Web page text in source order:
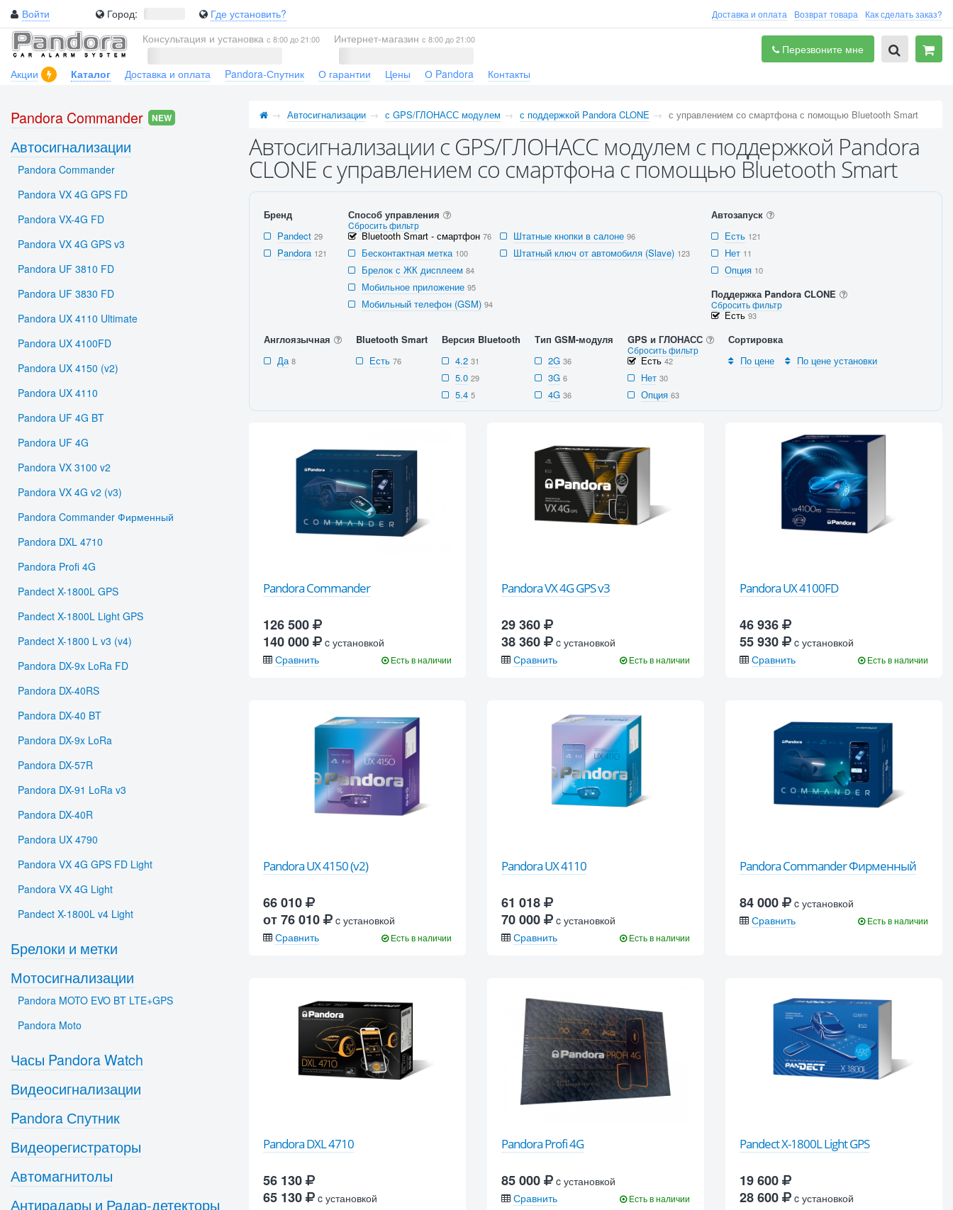
Войти Город: Где установить? Доставка и оплата Возврат товара Как сделать заказ?
Консультация и установка с 8:00 до 21:00 Интернет-магазин с 8:00 до 21:00
Перезвоните мне
Акции
Каталог Доставка и оплата Pandora-Спутник О гарантии Цены О Pandora Контакты
Автосигнализации с GPS/ГЛОНАСС модулем с поддержкой Pandora CLONE с управлением со смартфона с помощью Bluetooth Smart
Автосигнализации с GPS/ГЛОНАСС модулем с поддержкой Pandora
CLONE с управлением со смартфона с помощью Bluetooth Smart
Бренд
Pandect 29
Pandora 121
Способ управления
Cбросить фильтр
Bluetooth Smart - смартфон 76
Бесконтактная метка 100
Брелок с ЖК дисплеем 84
Мобильное приложение 95
Мобильный телефон (GSM) 94
Штатные кнопки в салоне 96
Штатный ключ от автомобиля (Slave) 123
Автозапуск
Есть 121
Нет 11
Опция 10
Поддержка Pandora CLONE
Cбросить фильтр
Есть93
Англоязычная
Да 8
Bluetooth Smart
Есть 76
Версия Bluetooth
4.2 31
5.0 29
5.4 5
Тип GSM-модуля
2G 36
3G 6
4G 36
GPS и ГЛОНАСС
Cбросить фильтр
Есть42
Нет 30
Опция 63
Сортировка
По цене
По цене установки
Pandora Commander
126 500
140 000
c установкой
Сравнить
Есть в наличии
Pandora VX 4G GPS v3
29 360
38 360
c установкой
Сравнить
Есть в наличии
Pandora UX 4100FD
46 936
55 930
c установкой
Сравнить
Есть в наличии
Pandora UX 4150 (v2)
66 010
от 76 010
c установкой
Сравнить
Есть в наличии
Pandora UX 4110
61 018
70 000
c установкой
Сравнить
Есть в наличии
Pandora Commander Фирменный
84 000
c установкой
Сравнить
Есть в наличии
Pandora DXL 4710
56 130
65 130
c установкой
Pandora Profi 4G
85 000
c установкой
Сравнить
Есть в наличии
Pandect X-1800L Light GPS
19 600
28 600
c установкой
Pandora Commander NEW
Автосигнализации
Pandora Commander
Pandora VX 4G GPS FD
Pandora VX-4G FD
Pandora VX 4G GPS v3
Pandora UF 3810 FD
Pandora UF 3830 FD
Pandora UX 4110 Ultimate
Pandora UX 4100FD
Pandora UX 4150 (v2)
Pandora UX 4110
Pandora UF 4G BT
Pandora UF 4G
Pandora VX 3100 v2
Pandora VX 4G v2 (v3)
Pandora Commander Фирменный
Pandora DXL 4710
Pandora Profi 4G
Pandect X-1800L GPS
Pandect X-1800L Light GPS
Pandect X-1800 L v3 (v4)
Pandora DX-9x LoRa FD
Pandora DX-40RS
Pandora DX-40 BT
Pandora DX-9x LoRa
Pandora DX-57R
Pandora DX-91 LoRa v3
Pandora DX-40R
Pandora UX 4790
Pandora VX 4G GPS FD Light
Pandora VX 4G Light
Pandect X-1800L v4 Light
Брелоки и метки
Мотосигнализации
Pandora MOTO EVO BT LTE+GPS
Pandora Moto
Часы Pandora Watch
Видеосигнализации
Pandora Спутник
Видеорегистраторы
Автомагнитолы
Антирадары и Радар-детекторы